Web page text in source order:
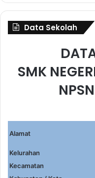
Data Sekolah
SMK
Alamat
Kelurahan
Kecamatan